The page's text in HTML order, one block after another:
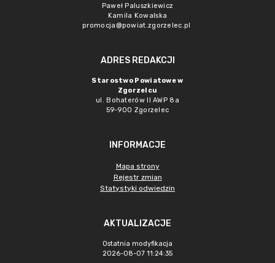
Paweł Paluszkiewicz
Kamila Kowalska
promocja@powiat.zgorzelec.pl
ADRES REDAKCJI
Starostwo Powiatowe w
Zgorzelcu
ul. Bohaterów II AWP 8a
59-900 Zgorzelec
INFORMACJE
Mapa strony
Rejestr zmian
Statystyki odwiedzin
AKTUALIZACJE
Ostatnia modyfikacja
2026-08-07 11:24:35